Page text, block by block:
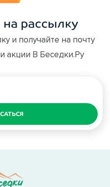
на рассылку
и получайте на почту
акции В Беседки.Ру